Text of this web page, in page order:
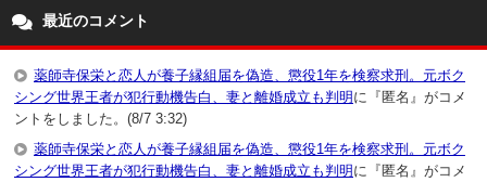
最近のコメント
薬師寺保栄と恋人が養子縁組届を偽造、懲役1年を検察求刑。元ボク
シング世界王者が犯行動機告白、妻と離婚成立も判明に『匿名』がコメ
ントをしました。(8/7 3:32)
薬師寺保栄と恋人が養子縁組届を偽造、懲役1年を検察求刑。元ボク
シング世界王者が犯行動機告白、妻と離婚成立も判明に『匿名』がコメ